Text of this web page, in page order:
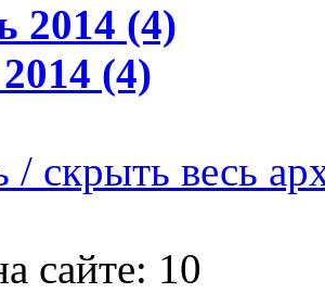
2014 (4)
(4)
/ скрыть весь
сайте: 10